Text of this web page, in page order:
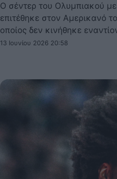
Ο σέντερ του Ολυμπιακού με
επιτέθηκε στον Αμερικανό
οποίος δεν κινήθηκε
13 Ιουνίου 2026 20:58